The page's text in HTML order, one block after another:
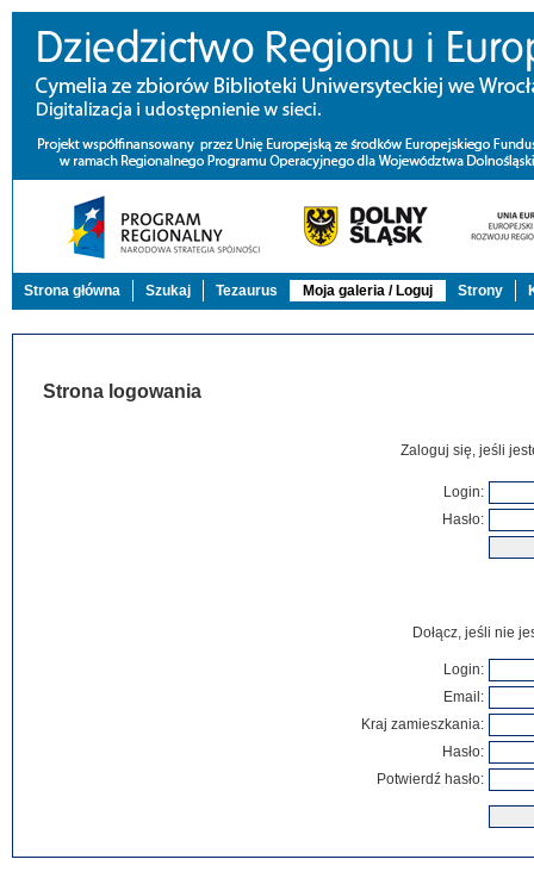
Strona główna Szukaj Tezaurus Moja galeria / Loguj Strony
Strona logowania
Zaloguj się, jeśli
Login:
Hasło:
Dołącz, jeśli nie
Login:
Email:
Kraj zamieszkania:
Hasło:
Potwierdź hasło: